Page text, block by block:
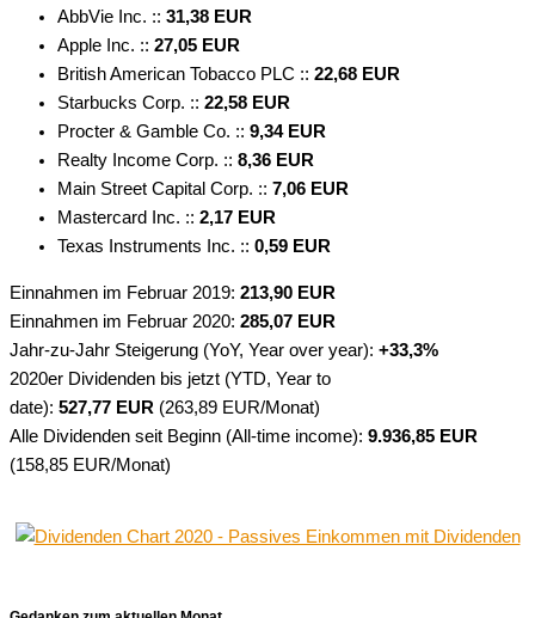
AbbVie Inc. :: 31,38 EUR
Apple Inc. :: 27,05 EUR
British American Tobacco PLC :: 22,68 EUR
Starbucks Corp. :: 22,58 EUR
Procter & Gamble Co. :: 9,34 EUR
Realty Income Corp. :: 8,36 EUR
Main Street Capital Corp. :: 7,06 EUR
Mastercard Inc. :: 2,17 EUR
Texas Instruments Inc. :: 0,59 EUR
Einnahmen im Februar 2019: 213,90 EUR
Einnahmen im Februar 2020: 285,07 EUR
Jahr-zu-Jahr Steigerung (YoY, Year over year): +33,3%
2020er Dividenden bis jetzt (YTD, Year to
date): 527,77 EUR (263,89 EUR/Monat)
Alle Dividenden seit Beginn (All-time income): 9.936,85 EUR
(158,85 EUR/Monat)